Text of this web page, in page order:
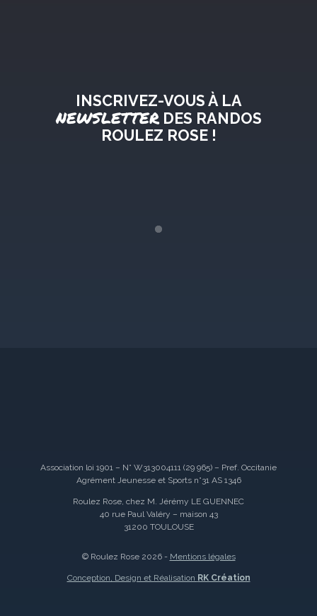
INSCRIVEZ-VOUS À LA
NEWSLETTERDES RANDOS
ROULEZ ROSE !
Association loi 1901 – N° W313004111 (29 965) – Pref. Occitanie
Agrément Jeunesse et Sports n°31 AS 1346
Roulez Rose, chez M. Jérémy LE GUENNEC
40 rue Paul Valéry – maison 43
31200 TOULOUSE
© Roulez Rose 2026 - Mentions légales
Conception, Design et Réalisation RK Création